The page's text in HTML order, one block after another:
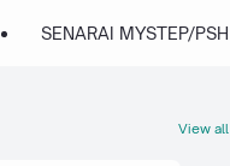
SENARAI MYSTEP/PSH
View all